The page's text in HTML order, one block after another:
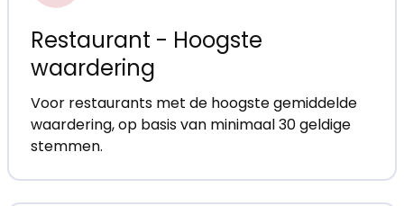
Restaurant - Hoogste
waardering
Voor restaurants met de hoogste gemiddelde
waardering, op basis van minimaal 30 geldige
stemmen.